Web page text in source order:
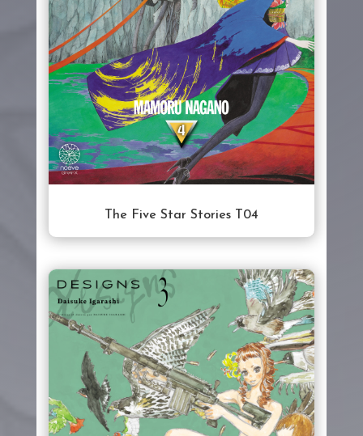
The Five Star Stories T04